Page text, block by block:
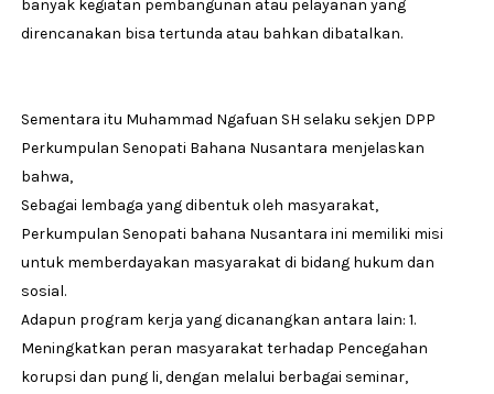
banyak kegiatan pembangunan atau pelayanan yang
direncanakan bisa tertunda atau bahkan dibatalkan.
Sementara itu Muhammad Ngafuan SH selaku sekjen DPP
Perkumpulan Senopati Bahana Nusantara menjelaskan
bahwa,
Sebagai lembaga yang dibentuk oleh masyarakat,
Perkumpulan Senopati bahana Nusantara ini memiliki misi
untuk memberdayakan masyarakat di bidang hukum dan
sosial.
Adapun program kerja yang dicanangkan antara lain: 1.
Meningkatkan peran masyarakat terhadap Pencegahan
korupsi dan pung li, dengan melalui berbagai seminar,